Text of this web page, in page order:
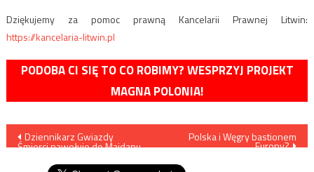
Dziękujemy za pomoc prawną Kancelarii Prawnej Litwin:
https://kancelaria-litwin.pl
PODOBA CI SIĘ TO CO ROBIMY? WESPRZYJ PROJEKT
MAGNA POLONIA!
Nawigacja
wpisu
Dziennikarz Gwiazdy
Śmierci nawołuje do Majdanu
Polska i Węgry bastionem
Europy?